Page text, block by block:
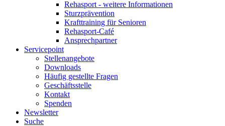
Rehasport - weitere Informationen
Sturzprävention
Krafttraining für Senioren
Rehasport-Café
Ansprechpartner
Servicepoint
Stellenangebote
Downloads
Häufig gestellte Fragen
Geschäftsstelle
Kontakt
Spenden
Newsletter
Suche